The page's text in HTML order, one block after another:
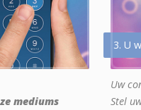
mediums
3. U
Uw
Stel